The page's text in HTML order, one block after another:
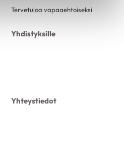
Tervetuloa vapaaehtoiseksi
Yhdistyksille
Yhteystiedot